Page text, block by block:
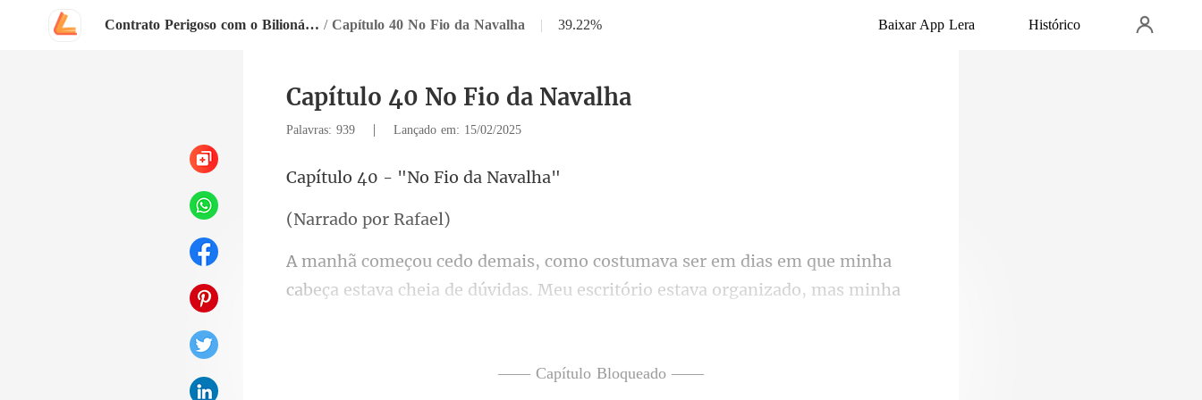
Contrato Perigoso com o Bilionário / Capítulo 40 No Fio da Navalha | 39.22% Baixar App Lera Histórico
Capítulo 40 No Fio da Navalha
Palavras: 939 | Lançado em: 15/02/2025
- "No Fio
o por R
as. Meu escritório estava organizado, mas minha
—— Capítulo Bloqueado ——